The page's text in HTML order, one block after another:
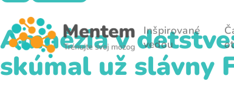
Inšpirované
vedou
Amnézia v
skúmal už slávny